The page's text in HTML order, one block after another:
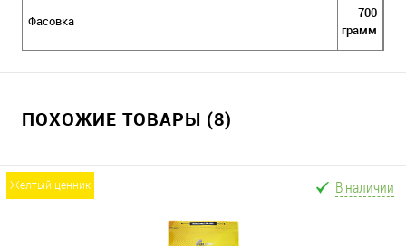
Фасовка
700
грамм
ПОХОЖИЕ ТОВАРЫ (8)
желтый ценник В наличии